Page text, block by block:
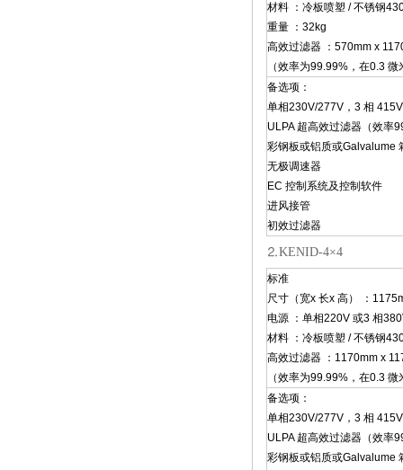
材料 ：冷板喷塑 / 不锈钢
重量 ：32kg
高效过滤器 ：570mm x
（效率为99.99%，在0.3 微
备选项：
单相230V/277V，3 相
ULPA 超高效过滤器（效率
彩钢板或铝质或Galvalume
无极调速器
EC 控制系统及控制软件
进风接管
初效过滤器
⒉KENID-4×4
标准
尺寸（宽x 长x 高） ：
电源 ：单相220V 或3 相
材料 ：冷板喷塑 / 不锈钢
高效过滤器 ：1170mm x
（效率为99.99%，在0.3 微
备选项：
单相230V/277V，3 相
ULPA 超高效过滤器（效率
彩钢板或铝质或Galvalume